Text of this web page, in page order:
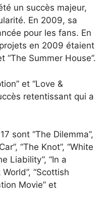
un succès majeur,
En 2009, sa
pour les fans. En
en 2009 étaient
“The Summer House”.
et “Love &
retentissant qui a
sont “The Dilemma”,
“The Knot”, “White
Liability”, “In a
“Scottish
Movie” et